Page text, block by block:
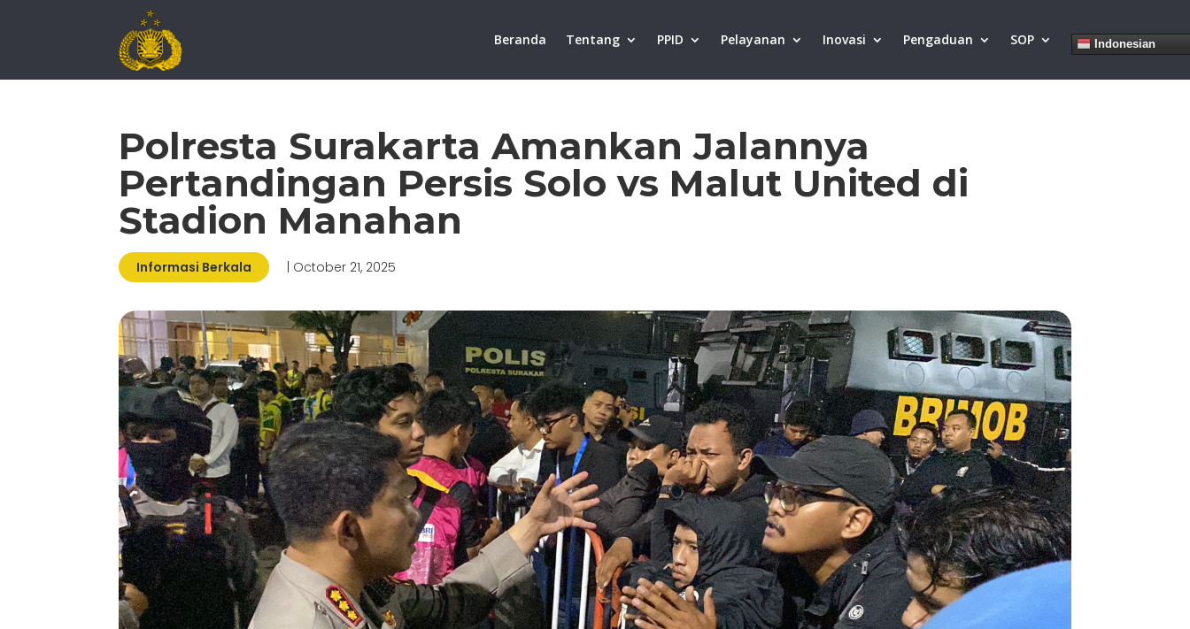
Beranda Tentang PPID Pelayanan Inovasi Pengaduan SOP Indonesian
Polresta Surakarta Amankan Jalannya
Pertandingan Persis Solo vs Malut United di
Stadion Manahan
Informasi Berkala | October 21, 2025